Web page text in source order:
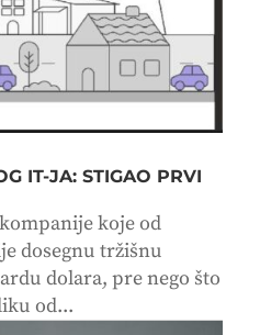
IT-JA: STIGAO PRVI
koje od
dosegnu tržišnu
dolara, pre nego što
od...